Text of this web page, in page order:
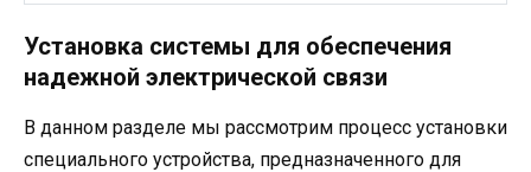
Установка системы для обеспечения
надежной электрической связи
В данном разделе мы рассмотрим процесс установки
специального устройства, предназначенного для